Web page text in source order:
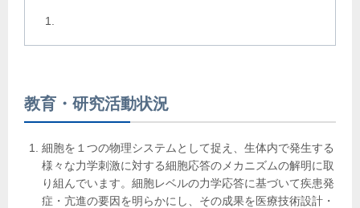
教育・研究活動状況
細胞を１つの物理システムとして捉え、生体内で発生する
様々な力学刺激に対する細胞応答のメカニズムの解明に取
り組んでいます。細胞レベルの力学応答に基づいて疾患発
症・亢進の要因を明らかにし、その成果を医療技術設計・